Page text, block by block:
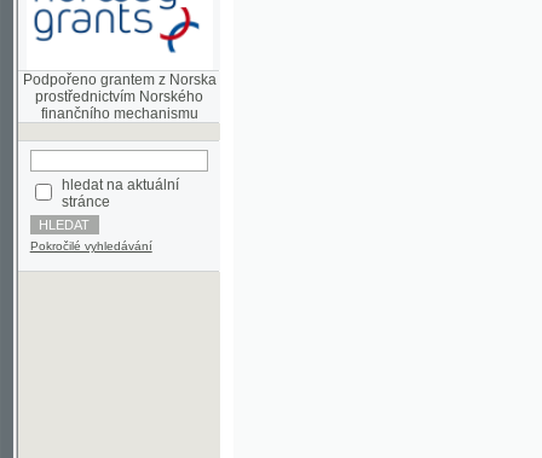
Podpořeno grantem z Norska
prostřednictvím Norského
hledat na aktuální
stránce
Pokročilé vyhledávání